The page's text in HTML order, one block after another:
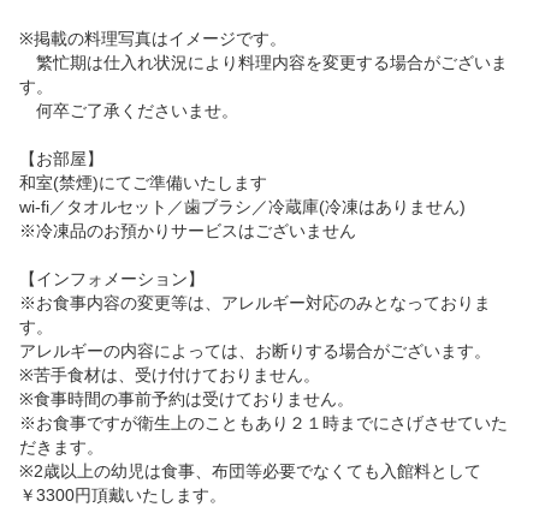
※掲載の料理写真はイメージです。
繁忙期は仕入れ状況により料理内容を変更する場合がございま
す。
何卒ご了承くださいませ。
【お部屋】
和室(禁煙)にてご準備いたします
wi-fi／タオルセット／歯ブラシ／冷蔵庫(冷凍はありません)
※冷凍品のお預かりサービスはございません
【インフォメーション】
※お食事内容の変更等は、アレルギー対応のみとなっておりま
す。
アレルギーの内容によっては、お断りする場合がございます。
※苦手食材は、受け付けておりません。
※食事時間の事前予約は受けておりません。
※お食事ですが衛生上のこともあり２１時までにさげさせていた
だきます。
※2歳以上の幼児は食事、布団等必要でなくても入館料として
￥3300円頂戴いたします。